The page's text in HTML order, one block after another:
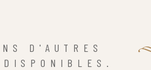
D'AUTRES
DISPONIBLES.